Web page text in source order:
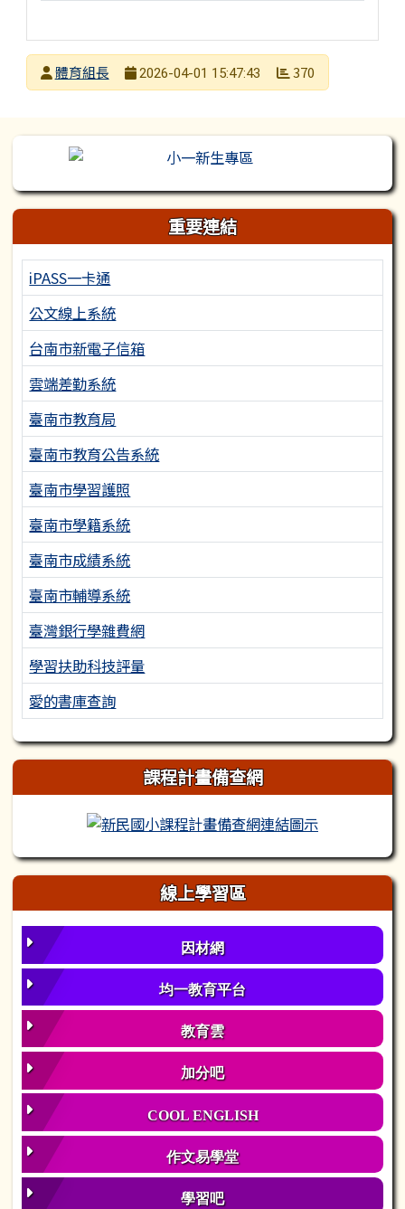
發布者
體育組長
2026-04-01 15:47:43 370
左邊區域內容
重要連結
iPASS一卡通
公文線上系統
台南市新電子信箱
雲端差勤系統
臺南市教育局
臺南市教育公告系統
臺南市學習護照
臺南市學籍系統
臺南市成績系統
臺南市輔導系統
臺灣銀行學雜費網
學習扶助科技評量
愛的書庫查詢
課程計畫備查網
新民國小課
線上學習區
因材網
均一教育平台
教育雲
加分吧
COOL ENGLISH
作文易學堂
學習吧